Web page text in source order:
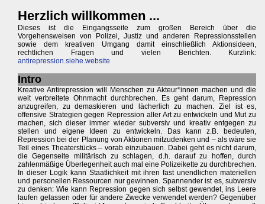
Herzlich willkommen ...
Dieses ist die Eingangsseite zum großen Bereich über die
Vorgehensweisen von Polizei, Justiz und anderen Repressionsstellen
sowie dem kreativen Umgang damit einschließlich Aktionsideen,
rechtlichen Fragen und vielen Berichten. Kurzlink:
antirepression.siehe.website
Intro
Kreative Antirepression will Menschen zu Akteur*innen machen und die
weit verbreitete Ohnmacht durchbrechen. Es geht darum, Repression
anzugreifen, zu demaskieren und lächerlich zu machen. Ziel ist es,
offensive Strategien gegen Repression aller Art zu entwickeln und Mut zu
machen, sich dieser immer wieder subversiv und kreativ entgegen zu
stellen und eigene Ideen zu entwickeln. Das kann z.B. bedeuten,
Repression bei der Planung von Aktionen mitzudenken und – als wäre sie
Teil eines Theaterstücks – vorab einzubauen. Dabei geht es nicht darum,
die Gegenseite militärisch zu schlagen, d.h. darauf zu hoffen, durch
zahlenmäßige Überlegenheit auch mal eine Polizeikette zu durchbrechen.
In dieser Logik kann Staatlichkeit mit ihren fast unendlichen materiellen
und personellen Ressourcen nur gewinnen. Spannender ist es, subversiv
zu denken: Wie kann Repression gegen sich selbst gewendet, ins Leere
laufen gelassen oder für andere Zwecke verwendet werden? Gegenüber